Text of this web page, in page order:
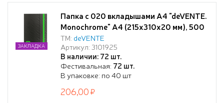
Папка с 020 вкладышами A4 "deVENTE.
Monochrome" A4 (215x310x20 мм), 500
мкм, с рельефной фактурной
поверхностью, вкладыши 30 мкм,
вертикальная неоновая зеленая
резинка 15 мм, индивидуальная
маркировка, непрозрачная черная с
неновым зеленым
ТМ: deVENTE
Артикул: 3101925
В наличии: 72 шт.
Фестивальная: 72 шт.
В упаковке: по 40 шт
ЗАКЛАДКА
206,00